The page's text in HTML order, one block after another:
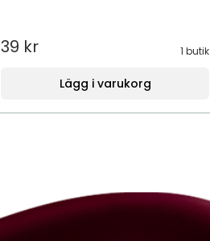
39 kr 1 butik
Lägg i varukorg